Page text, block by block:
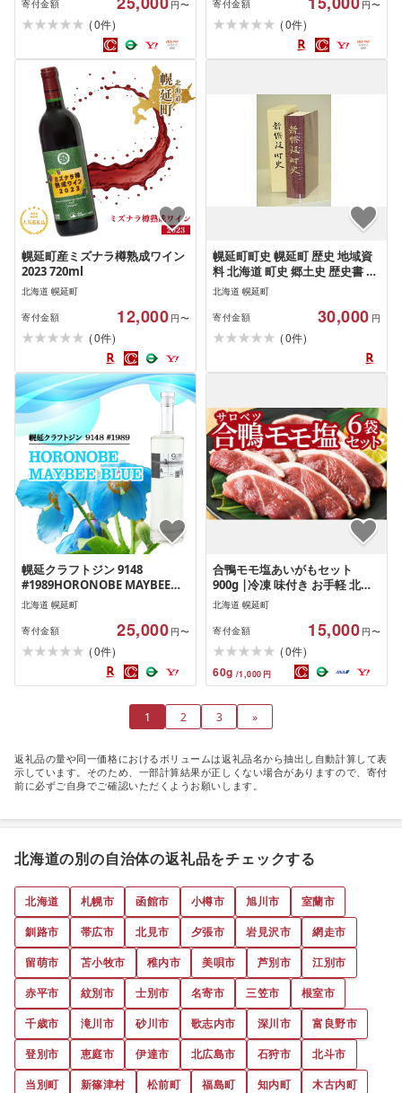
寄付金額 円〜
(0件)
寄付金額 円〜
(0件)
幌延町産ミズナラ樽熟成ワイン
2023 720ml
北海道 幌延町
寄付金額 12,000 円〜
(0件)
幌延町町史 幌延町 歴史 地域資
料 北海道 町史 郷土史 歴史書 地
域文化 特産品 地域振興 観光ガ
イド 地元の魅力 歴史探訪 記録
書
北海道 幌延町
寄付金額 30,000 円
(0件)
幌延クラフトジン 9148
#1989HORONOBE MAYBEE
BLUE |酒 お酒 スピリッツ 蒸留
酒 国産 北海道産 アルコール
JIN ソーダ割り GIN カクテル ロ
ック ジントニック ボタニカル
北海道 幌延町
寄付金額 25,000 円〜
(0件)
合鴨モモ塩あいがもセット
900g |冷凍 味付き お手軽 北海
道産 国産 かも カモ 鴨 鴨肉 焼肉
バーベキュー BBQ おつまみ お
中元
北海道 幌延町
寄付金額 15,000 円〜
(0件)
60g /1,000 円
1 2 3 »
返礼品の量や同一価格におけるボリュームは返礼品名から抽出し自動計算して表
示しています。そのため、一部計算結果が正しくない場合がありますので、寄付
前に必ずご自身でご確認いただくようお願いします。
北海道の別の自治体の返礼品をチェックする
北海道 札幌市 函館市 小樽市 旭川市
室蘭市
釧路市
帯広市 北見市 夕張市 岩見沢市
網走市
留萌市
苫小牧市 稚内市 美唄市 芦別市
江別市
赤平市
紋別市 士別市 名寄市 三笠市
根室市
千歳市
滝川市 砂川市 歌志内市 深川市
富良野市
登別市
恵庭市 伊達市 北広島市 石狩市
北斗市
当別町
新篠津村 松前町 福島町 知内町
木古内町